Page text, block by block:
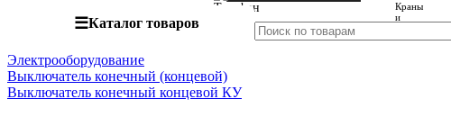
☰Каталог товаров
Электрооборудование
Выключатель конечный (концевой)
Выключатель конечный концевой КУ